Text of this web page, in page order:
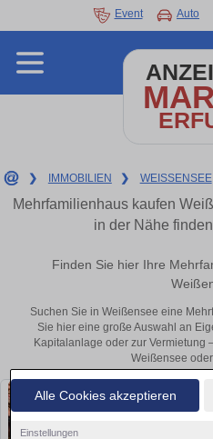
Alle Cookies akzeptieren
Einstellungen
Event Auto
❯ IMMOBILIEN ❯ WEISSENSEE
Mehrfamilienhaus kaufen
in der Nähe
Finden Sie hier Ihre
Suchen Sie in Weißensee eine
Sie hier eine große Auswahl an
Kapitalanlage oder zur Vermietung
Weißensee